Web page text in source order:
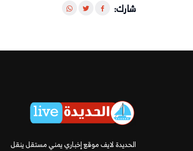
شارك:
الحديدة لايف موقع إخباري يمني مستقل ينقل